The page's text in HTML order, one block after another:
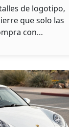
de logotipo,
que solo las
con